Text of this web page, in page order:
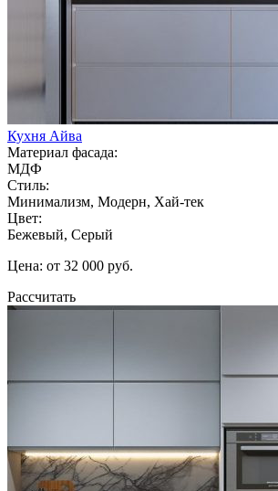
Кухня Айва
Материал фасада:
МДФ
Стиль:
Минимализм, Модерн, Хай-тек
Цвет:
Бежевый, Серый
Цена: от 32 000 руб.
Рассчитать